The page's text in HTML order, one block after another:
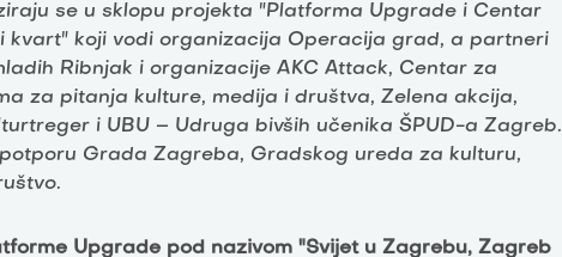
se u sklopu projekta "Platforma Upgrade i Centar
kvart" koji vodi organizacija Operacija grad, a partneri
Ribnjak i organizacije AKC Attack, Centar za
za pitanja kulture, medija i društva, Zelena akcija,
i UBU – Udruga bivših učenika ŠPUD-a Zagreb.
Grada Zagreba, Gradskog ureda za kulturu,
Upgrade pod nazivom "Svijet u Zagrebu, Zagreb